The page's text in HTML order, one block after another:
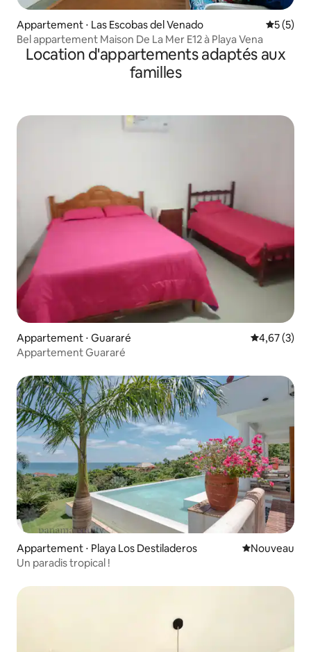
Appartement ⋅ Las Escobas del Venado
5 (5)
Bel appartement Maison De La Mer E12 à Playa Vena
Location d'appartements adaptés aux
familles
Appartement ⋅ Guararé Évaluation
4,67 (3)
Appartement Guararé
Appartement ⋅ Playa Los Destiladeros Nouvel
Nouveau
Un paradis tropical !